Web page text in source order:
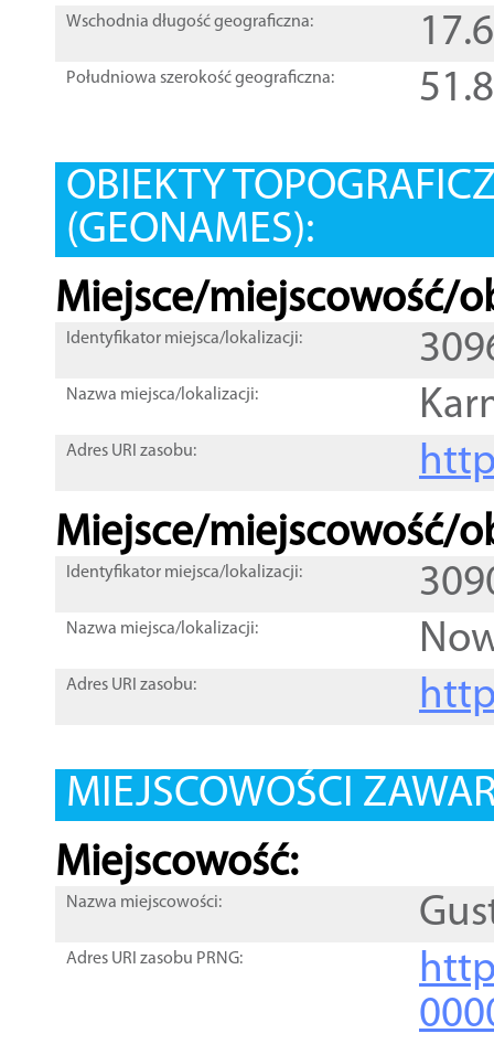
Wschodnia długość geograficzna:
Południowa szerokość geograficzna:
OBIEKTY
(GEONAMES):
Miejsce/miejscowość/
Identyfikator miejsca/lokalizacji:
Nazwa miejsca/lokalizacji:
Adres URI zasobu:
Miejsce/miejscowość/
Identyfikator miejsca/lokalizacji:
Nazwa miejsca/lokalizacji:
Adres URI zasobu:
MIEJSCOWOŚCI
Miejscowość:
Nazwa miejscowości:
Adres URI zasobu PRNG: